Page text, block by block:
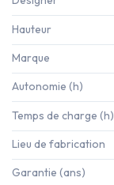
Hauteur
Marque
Autonomie (h)
Temps de charge (h)
Lieu de fabrication
Garantie (ans)